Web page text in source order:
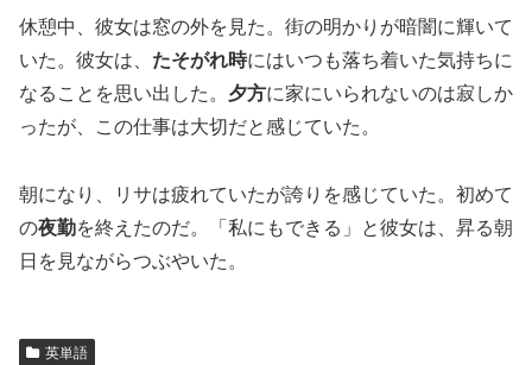
休憩中、彼女は窓の外を見た。街の明かりが暗闇に輝いて
いた。彼女は、 たそがれ時にはいつも落ち着いた気持ちに
なることを思い出した。 夕方に家にいられないのは寂しか
ったが、この仕事は大切だと感じていた。
朝になり、リサは疲れていたが誇りを感じていた。初めて
の夜勤を終えたのだ。「私にもできる」と彼女は、昇る朝
日を見ながらつぶやいた。
英単語